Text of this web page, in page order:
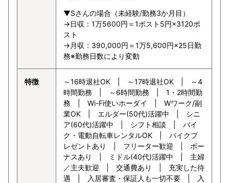
▼Sさんの場合（未経験/勤務3か月目）
→日収：1万5600円＝1ポスト5円×3120ポ
スト
→月収：390,000円＝1万5,600円×25日勤
務※勤務日数により変動
特徴
～16時退社OK | ～17時退社OK | ～4
時間勤務 | ～6時間勤務 | 1・2時間勤
務 | Wi-Fi使いホーダイ | Wワーク/副
業OK | エルダー(50代)活躍中 | シニ
ア(60代)活躍中 | シフト相談 | バイ
ク・電動自転車レンタルOK | バイクプ
レゼントあり | フリーター歓迎 | ボー
ナスあり | ミドル(40代)活躍中 | 主婦
／主夫歓迎 | 交通費あり | 充実した待
遇 | 入居審査・保証人も一切不要 | 入